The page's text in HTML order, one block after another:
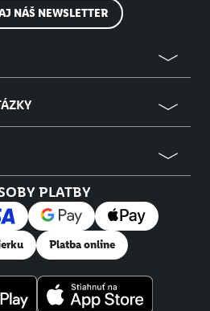
NÁŠ NEWSLETTER
PLATBY
Platba online